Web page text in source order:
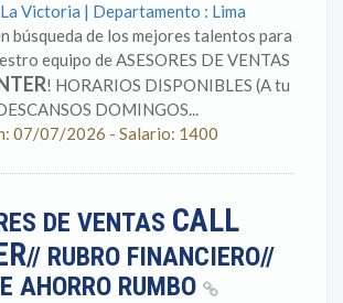
Victoria | Departamento : Lima
búsqueda de los mejores talentos para
equipo de ASESORES DE VENTAS
! HORARIOS DISPONIBLES (A tu
DOMINGOS...
07/07/2026 - Salario: 1400
DE VENTAS CALL
// RUBRO FINANCIERO//
AHORRO RUMBO